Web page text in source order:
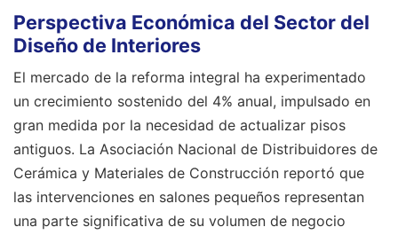
Perspectiva Económica del Sector del
Diseño de Interiores
El mercado de la reforma integral ha experimentado
un crecimiento sostenido del 4% anual, impulsado en
gran medida por la necesidad de actualizar pisos
antiguos. La Asociación Nacional de Distribuidores de
Cerámica y Materiales de Construcción reportó que
las intervenciones en salones pequeños representan
una parte significativa de su volumen de negocio